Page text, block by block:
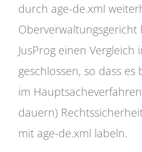
durch age-de.xml
Oberverwaltungsgericht
JusProg einen Vergleich
geschlossen, so dass
im
dauern)
mit age-de.xml labeln.